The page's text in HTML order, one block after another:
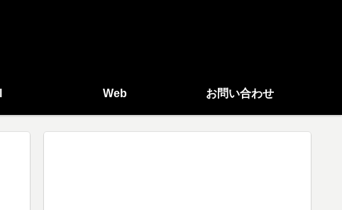
Web お問い合わせ